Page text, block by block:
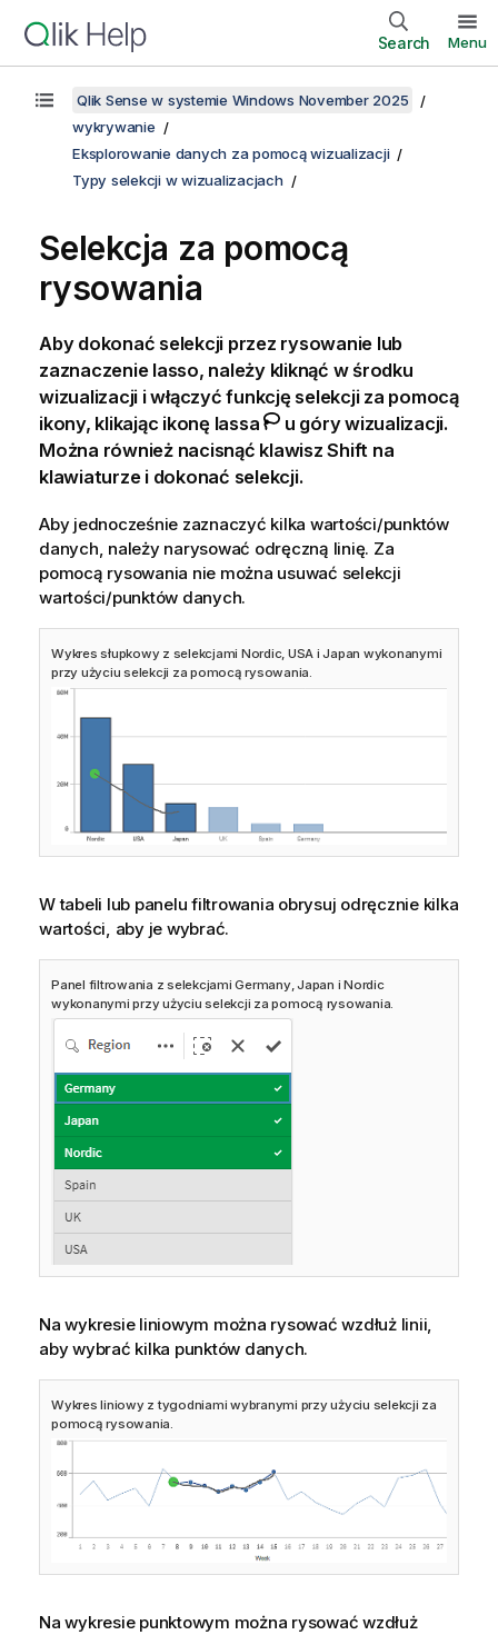
Search Menu
Qlik Sense w systemie Windows November 2025
wykrywanie
Eksplorowanie danych za pomocą wizualizacji
Typy selekcji w wizualizacjach
Selekcja za pomocą
rysowania
Aby dokonać selekcji przez rysowanie lub
zaznaczenie lasso, należy kliknąć w środku
wizualizacji i włączyć funkcję selekcji za pomocą
ikony, klikając ikonę lassa
u góry wizualizacji.
Można również nacisnąć klawisz Shift na
klawiaturze i dokonać selekcji.
Aby jednocześnie zaznaczyć kilka wartości/punktów
danych, należy narysować odręczną linię. Za
pomocą rysowania nie można usuwać selekcji
wartości/punktów danych.
Wykres słupkowy z selekcjami Nordic, USA i Japan wykonanymi
przy użyciu selekcji za pomocą rysowania.
W tabeli lub panelu filtrowania obrysuj odręcznie kilka
wartości, aby je wybrać.
Panel filtrowania z selekcjami Germany, Japan i Nordic
wykonanymi przy użyciu selekcji za pomocą rysowania.
Na wykresie liniowym można rysować wzdłuż linii,
aby wybrać kilka punktów danych.
Wykres liniowy z tygodniami wybranymi przy użyciu selekcji za
pomocą rysowania.
Na wykresie punktowym można rysować wzdłuż